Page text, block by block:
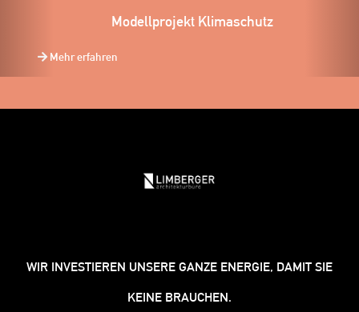
Modellprojekt Klimaschutz
Mehr erfahren
WIR INVESTIEREN UNSERE GANZE ENERGIE, DAMIT SIE
KEINE BRAUCHEN.